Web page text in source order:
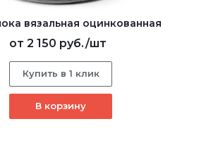
вязальная оцинкованная
от 2 150 руб./шт
Купить в 1 клик
В корзину